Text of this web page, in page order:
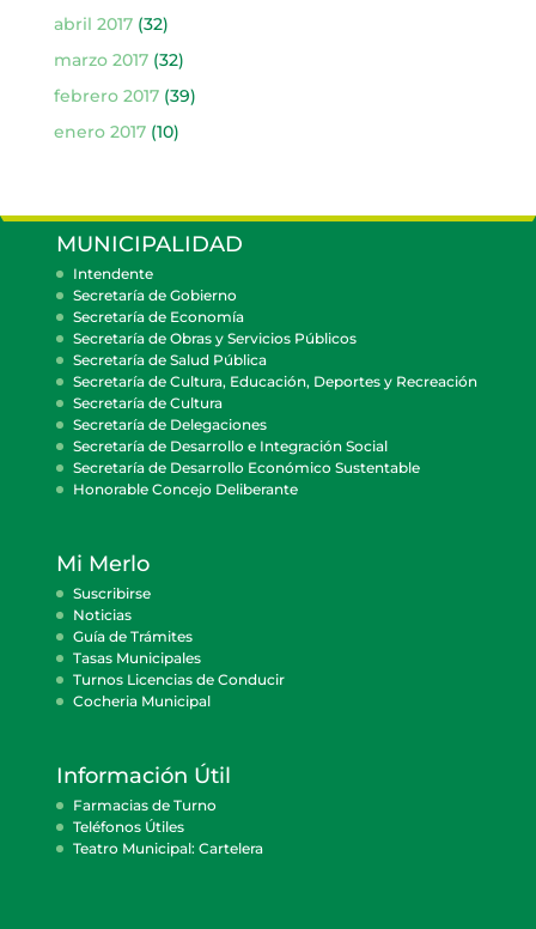
abril 2017(32)
marzo 2017(32)
febrero 2017(39)
enero 2017(10)
MUNICIPALIDAD
Intendente
Secretaría de Gobierno
Secretaría de Economía
Secretaría de Obras y Servicios Públicos
Secretaría de Salud Pública
Secretaría de Cultura, Educación, Deportes y Recreación
Secretaría de Cultura
Secretaría de Delegaciones
Secretaría de Desarrollo e Integración Social
Secretaría de Desarrollo Económico Sustentable
Honorable Concejo Deliberante
Mi Merlo
Suscribirse
Noticias
Guía de Trámites
Tasas Municipales
Turnos Licencias de Conducir
Cocheria Municipal
Información Útil
Farmacias de Turno
Teléfonos Útiles
Teatro Municipal: Cartelera